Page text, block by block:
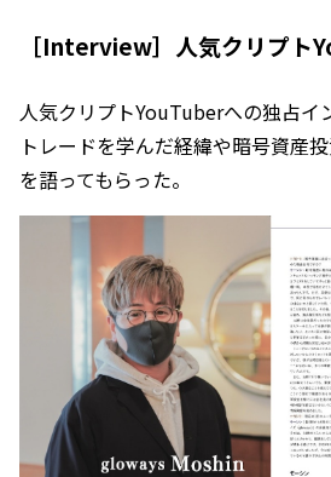
［Interview］人気クリプト
人気クリプトYouTuberへの独占イ
トレードを学んだ経緯や暗号資産
を語ってもらった。